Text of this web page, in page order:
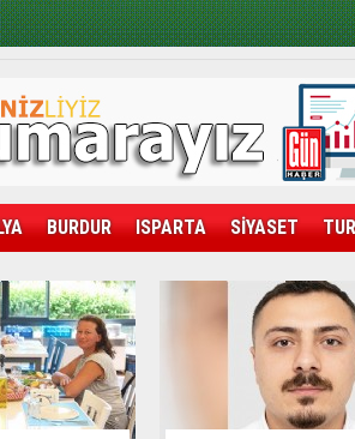
BURDUR ISPARTA SİYASET
DÜNYA